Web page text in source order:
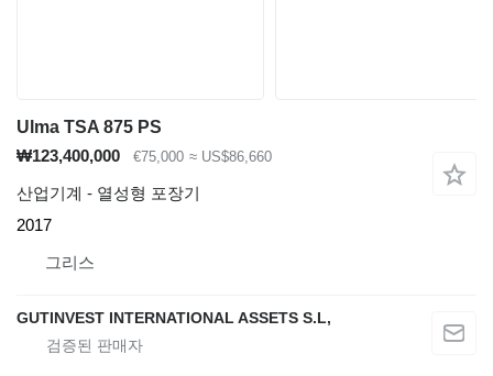
Ulma TSA 875 PS
₩123,400,000
€75,000 ≈ US$86,660
산업기계 - 열성형 포장기
2017
그리스
GUTINVEST INTERNATIONAL ASSETS S.L,